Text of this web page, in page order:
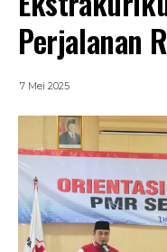
Perjalanan
7 Mei 2025